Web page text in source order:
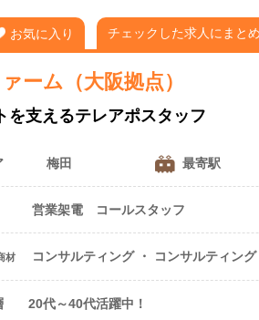
お気に入り チェックした求人にまと
ーム（大阪拠点）
を支えるテレアポスタッフ
梅田 最寄駅
営業架電 コールスタッフ
材 コンサルティング ・ コンサルティング
20代～40代活躍中！